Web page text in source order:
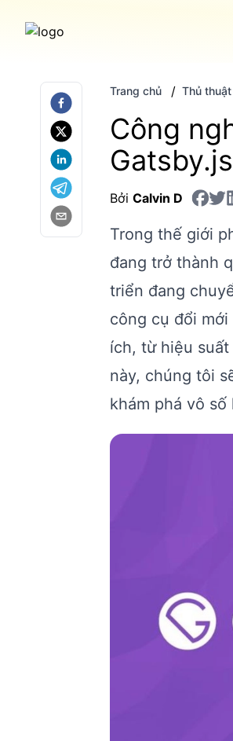
Trang chủ / Thủ thuật
Công
Bởi Calvin D
Trong thế giới
đang trở thành
triển đang
công cụ đổi
ích, từ hiệu
này, chúng tôi
khám phá vô